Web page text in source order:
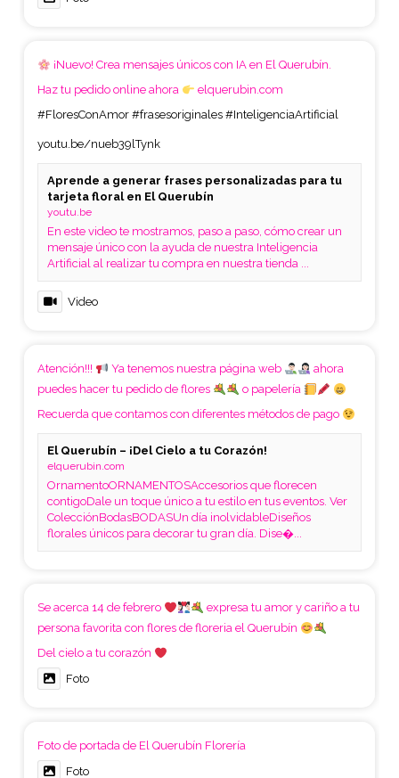
¡Nuevo! Crea mensajes únicos con IA en El Querubín.
Haz tu pedido online ahora
elquerubin.com
#FloresConAmor #frasesoriginales #InteligenciaArtificial
youtu.be/nueb39lTynk
Aprende a generar frases personalizadas para tu
tarjeta floral en El Querubín
youtu.be
En este video te mostramos, paso a paso, cómo crear un
mensaje único con la ayuda de nuestra Inteligencia
Artificial al realizar tu compra en nuestra tienda ...
Video
Atención!!! Ya tenemos nuestra página web
ahora
puedes hacer tu pedido de flores
o papelería
Recuerda que contamos con diferentes métodos de pago
El Querubín – ¡Del Cielo a tu Corazón!
elquerubin.com
OrnamentoORNAMENTOSAccesorios que florecen
contigoDale un toque único a tu estilo en tus eventos. Ver
ColecciónBodasBODASUn día inolvidableDiseños
florales únicos para decorar tu gran día. Dise�...
Se acerca 14 de febrero
expresa tu amor y cariño a tu
persona favorita con flores de floreria el Querubín
Del cielo a tu corazón
Foto
Foto de portada de El Querubín Florería
Foto